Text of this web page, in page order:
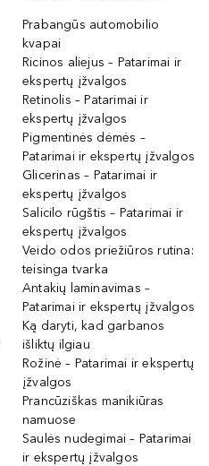
Prabangūs automobilio
kvapai
Ricinos aliejus – Patarimai ir
ekspertų įžvalgos
Retinolis – Patarimai ir
ekspertų įžvalgos
Pigmentinės dėmės –
Patarimai ir ekspertų įžvalgos
Glicerinas – Patarimai ir
ekspertų įžvalgos
Salicilo rūgštis – Patarimai ir
ekspertų įžvalgos
Veido odos priežiūros rutina:
teisinga tvarka
Antakių laminavimas –
Patarimai ir ekspertų įžvalgos
Ką daryti, kad garbanos
išliktų ilgiau
Rožinė – Patarimai ir ekspertų
įžvalgos
Prancūziškas manikiūras
namuose
Saulės nudegimai – Patarimai
ir ekspertų įžvalgos